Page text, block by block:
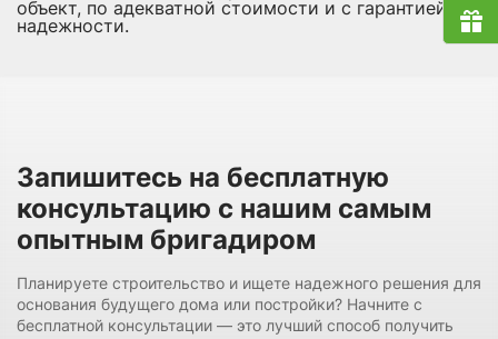
объект, по адекватной стоимости и с гарантией
надежности.
Запишитесь на бесплатную
консультацию с нашим самым
опытным бригадиром
Планируете строительство и ищете надежного решения для
основания будущего дома или постройки? Начните с
бесплатной консультации — это лучший способ получить